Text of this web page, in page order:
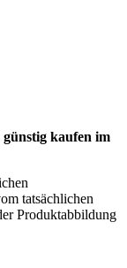
kaufen im
tatsächlichen
Produktabbildung